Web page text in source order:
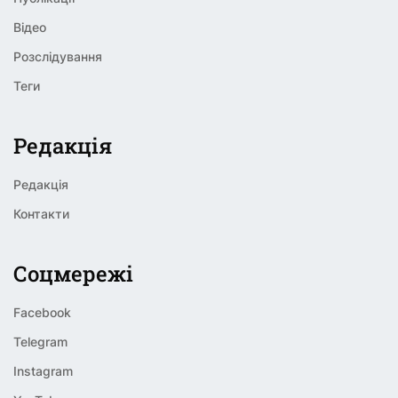
Відео
Розслідування
Теги
Редакція
Редакція
Контакти
Соцмережі
Facebook
Telegram
Instagram